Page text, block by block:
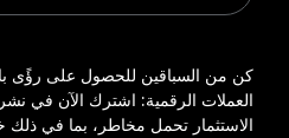
كن من السباقين للحصول على رؤًى بالغة
العملات الرقمية: اشترك الآن في نشرتنا
الاستثمار تحمل مخاطر، بما في ذلك